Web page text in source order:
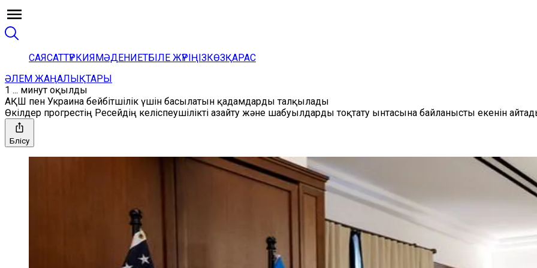
САЯСАТТҮРКИЯМӘДЕНИЕТБІЛЕ ЖҮРІҢІЗКӨЗҚАРАС
ӘЛЕМ ЖАҢАЛЫҚТАРЫ
1 ... минут оқылды
АҚШ пен Украина бейбітшілік үшін басылатын қадамдарды талқылады
Өкілдер прогрестің Ресейдің келіспеушілікті азайту және шабуылдарды тоқтату ынтасына байланысты екенін
Бөлісу